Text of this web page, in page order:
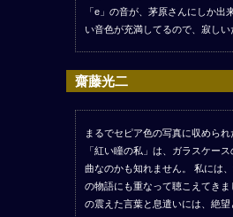
「e」の音が、茅原さんにしか
い音色が充満してるので、寂し
齋藤光二
まるでセピア色の写真に収めら
「紅い瞳の私」は、ガラスケー
曲なのかも知れません。 私には
の物語にも重なって聴こえてき
の震えた言葉と息遣いには、絶望